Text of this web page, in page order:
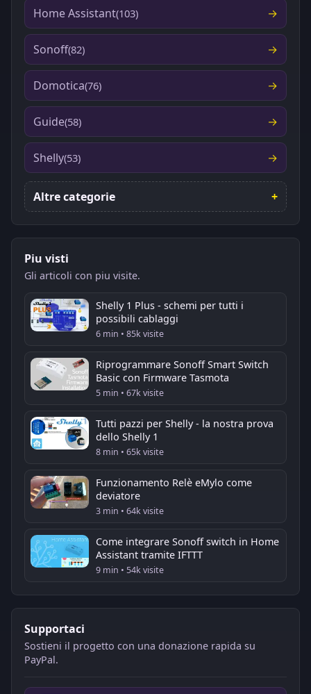
Home Assistant(103)
Sonoff(82)
Domotica(76)
Guide(58)
Shelly(53)
Altre categorie
Piu visti
Gli articoli con piu visite.
Shelly 1 Plus - schemi per tutti i
possibili cablaggi
6 min • 85k visite
Riprogrammare Sonoff Smart Switch
Basic con Firmware Tasmota
5 min • 67k visite
Tutti pazzi per Shelly - la nostra prova
dello Shelly 1
8 min • 65k visite
Funzionamento Relè eMylo come
deviatore
3 min • 64k visite
Come integrare Sonoff switch in Home
Assistant tramite IFTTT
9 min • 54k visite
Supportaci
Sostieni il progetto con una donazione rapida su
PayPal.